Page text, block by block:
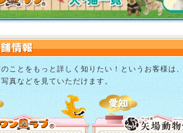
ことをもっと詳しく知りたい！というお客様は
真などを見ていただけます。